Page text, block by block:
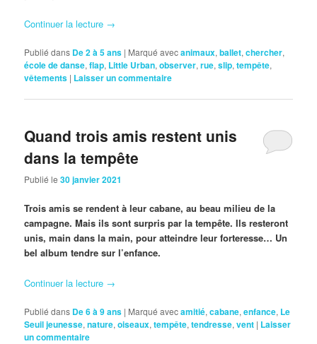
Continuer la lecture →
Publié dans De 2 à 5 ans | Marqué avecanimaux,ballet,chercher,
école de danse,flap, Little Urban,observer,rue,slip,tempête,
vêtements | Laisser un commentaire
Quand trois amis restent unis
dans la tempête
Publié le30 janvier 2021
Trois amis se rendent à leur cabane, au beau milieu de la
campagne. Mais ils sont surpris par la tempête. Ils resteront
unis, main dans la main, pour atteindre leur forteresse… Un
bel album tendre sur l’enfance.
Continuer la lecture →
Publié dans De 6 à 9 ans | Marqué avecamitié,cabane,enfance, Le
Seuil jeunesse,nature,oiseaux,tempête,tendresse,vent | Laisser
un commentaire